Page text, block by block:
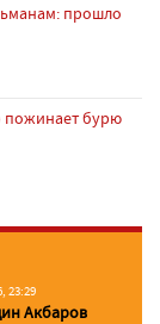
прошло
пожинает бурю
23:29
Акбаров